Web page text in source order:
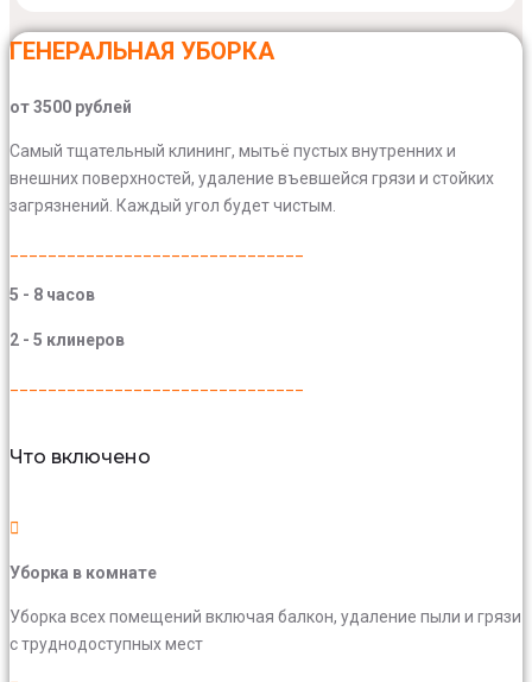
ГЕНЕРАЛЬНАЯ УБОРКА
от 3500 рублей
Самый тщательный клининг, мытьё пустых внутренних и
внешних поверхностей, удаление въевшейся грязи и стойких
загрязнений. Каждый угол будет чистым.
5 - 8 часов
2 - 5 клинеров
Что включено
Уборка в комнате
Уборка всех помещений включая балкон, удаление пыли и грязи
с труднодоступных мест